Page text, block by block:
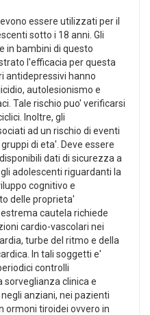
essere utilizzati per il
sotto i 18 anni. Gli
in bambini di questo
l'efficacia per questa
antidepressivi hanno
autolesionismo e
Tale rischio puo' verificarsi
Inoltre, gli
ad un rischio di eventi
di eta'. Deve essere
dati di sicurezza a
adolescenti riguardanti la
cognitivo e
delle proprieta'
cautela richiede
cardio-vascolari nei
turbe del ritmo e della
In tali soggetti e'
controlli
clinica e
anziani, nei pazienti
ormoni tiroidei ovvero in